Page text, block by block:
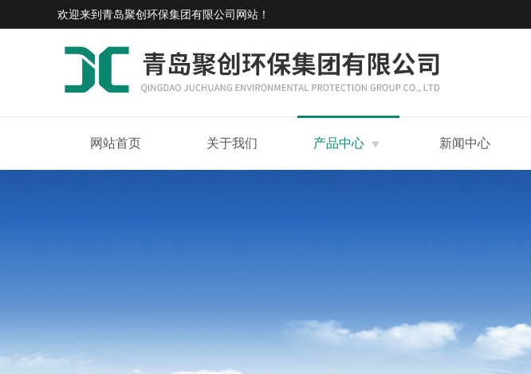
欢迎来到青岛聚创环保集团有限公司网站 ！
网站首页 关于我们 产品中心 新闻中心